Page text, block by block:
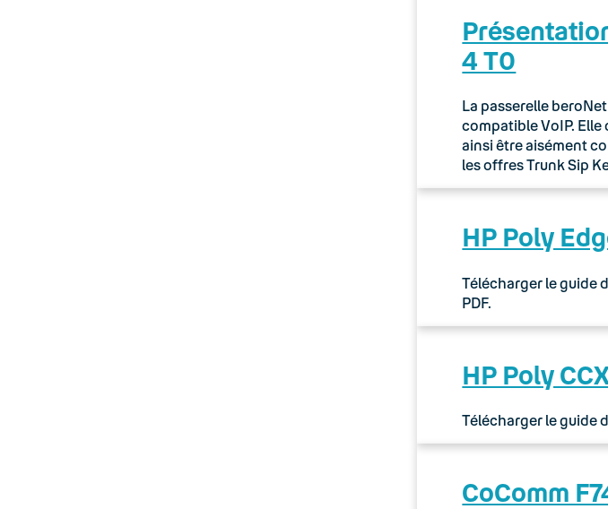
4 T0
La passerelle
compatible VoIP.
ainsi être aisément
les offres Trunk Sip
HP Poly
Télécharger le guide
PDF.
HP Poly
Télécharger le guide
CoComm